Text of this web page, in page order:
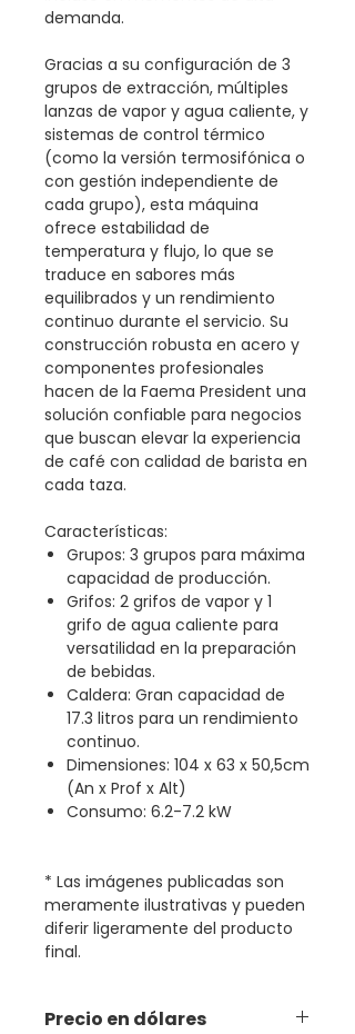
demanda.
Gracias a su configuración de 3
grupos de extracción, múltiples
lanzas de vapor y agua caliente, y
sistemas de control térmico
(como la versión termo­si­fónica o
con gestión independiente de
cada grupo), esta máquina
ofrece estabilidad de
temperatura y flujo, lo que se
traduce en sabores más
equilibrados y un rendimiento
continuo durante el servicio. Su
construcción robusta en acero y
componentes profesionales
hacen de la Faema President una
solución confiable para negocios
que buscan elevar la experiencia
de café con calidad de barista en
cada taza.
Características:
Grupos: 3 grupos para máxima
capacidad de producción.
Grifos: 2 grifos de vapor y 1
grifo de agua caliente para
versatilidad en la preparación
de bebidas.
Caldera: Gran capacidad de
17.3 litros para un rendimiento
continuo.
Dimensiones: 104 x 63 x 50,5cm
(An x Prof x Alt)
Consumo: 6.2-7.2 kW
* Las imágenes publicadas son
meramente ilustrativas y pueden
diferir ligeramente del producto
final.
Precio en dólares